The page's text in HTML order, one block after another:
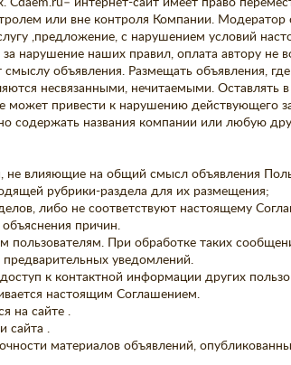
интернет-сайт имеет право
или вне контроля Компании. Модератор
,предложение, с нарушением условий
нарушение наших правил, оплата автору не
объявления. Размещать объявления,
несвязанными, нечитаемыми. Оставлять
привести к нарушению действующего
названия компании или любую
не влияющие на общий смысл объявления
рубрики-раздела для их размещения;
либо не соответствуют настоящему
причин.
При обработке таких
уведомлений.
к контактной информации других
настоящим Соглашением.
на сайте .
сайта .
материалов объявлений,